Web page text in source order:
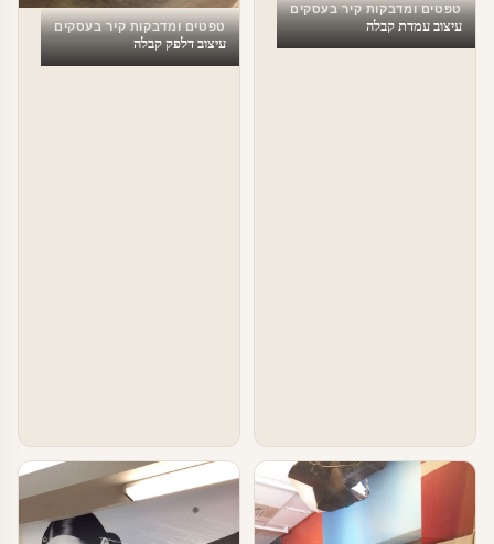
טפטים ומדבקות קיר בעסקים
עיצוב עמדת קבלה טפטים ומדבקות קיר בעסקים
עיצוב דלפק קבלה